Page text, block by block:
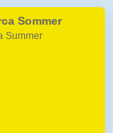
Sommer
Summer